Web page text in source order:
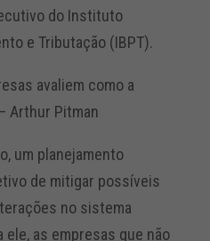
do Instituto
e Tributação (IBPT).
avaliem como a
Arthur Pitman
um planejamento
de mitigar possíveis
no sistema
as empresas que não